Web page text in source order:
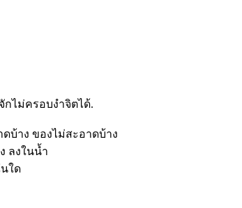
ไม่ครอบงำจิตได้.
บ้าง ของไม่สะอาดบ้าง
ลงในน้ำ
ใด